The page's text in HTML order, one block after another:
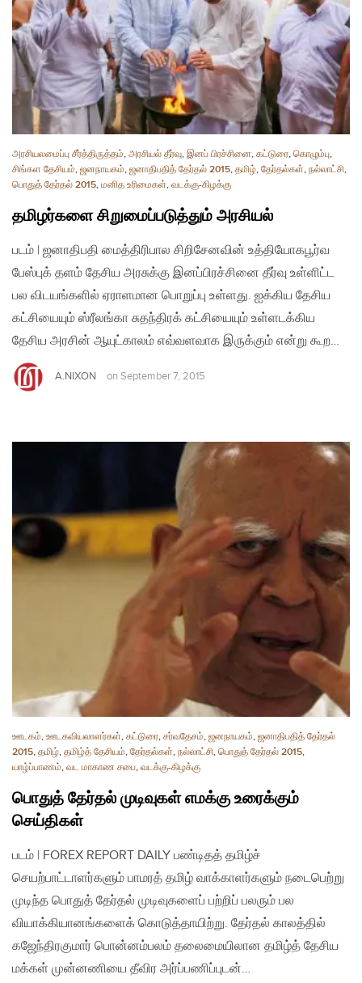
அரசியலமைப்பு சீர்த்திருத்தம், அரசியல் தீர்வு, இனப் பிரச்சினை, கட்டுரை, கொழும்பு,
சிங்கள தேசியம், ஜனநாயகம், ஜனாதிபதித் தேர்தல் 2015, தமிழ், தேர்தல்கள், நல்லாட்சி,
பொதுத் தேர்தல் 2015, மனித உரிமைகள், வடக்கு-கிழக்கு
தமிழர்களை சிறுமைப்படுத்தும் அரசியல்
படம் | ஜனாதிபதி மைத்திரிபால சிறிசேனவின் உத்தியோகபூர்வ
பேஸ்புக் தளம் தேசிய அரசுக்கு இனப்பிரச்சினை தீர்வு உள்ளிட்ட
பல விடயங்களில் ஏராளமான பொறுப்பு உள்ளது. ஐக்கிய தேசிய
கட்சியையும் ஸ்ரீலங்கா சுதந்திரக் கட்சியையும் உள்ளடக்கிய
தேசிய அரசின் ஆயுட்காலம் எவ்வளவாக இருக்கும் என்று கூற…
A.NIXON on September 7, 2015
ஊடகம், ஊடகவியலாளர்கள், கட்டுரை, சர்வதேசம், ஜனநாயகம், ஜனாதிபதித் தேர்தல்
2015, தமிழ், தமிழ்த் தேசியம், தேர்தல்கள், நல்லாட்சி, பொதுத் தேர்தல் 2015,
யாழ்ப்பாணம், வட மாகாண சபை, வடக்கு-கிழக்கு
பொதுத் தேர்தல் முடிவுகள் எமக்கு உரைக்கும்
செய்திகள்
படம் | FOREX REPORT DAILY பண்டிதத் தமிழ்ச்
செயற்பாட்டாளர்களும் பாமரத் தமிழ் வாக்காளர்களும் நடைபெற்று
முடிந்த பொதுத் தேர்தல் முடிவுகளைப் பற்றிப் பலரும் பல
வியாக்கியானங்களைக் கொடுத்தாயிற்று. தேர்தல் காலத்தில்
கஜேந்திரகுமார் பொன்னம்பலம் தலைமையிலான தமிழ்த் தேசிய
மக்கள் முன்னணியை தீவிர அர்ப்பணிப்புடன்…